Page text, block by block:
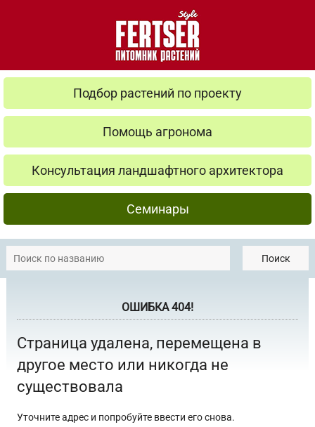
Подбор растений по проекту
Помощь агронома
Консультация ландшафтного архитектора
Семинары
Поиск
ОШИБКА 404!
Страница удалена, перемещена в
другое место или никогда не
существовала
Уточните адрес и попробуйте ввести его снова.